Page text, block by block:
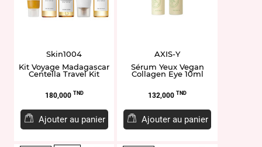
Skin1004
Kit Voyage Madagascar
Centella Travel Kit
Prix
180,000 TND
Ajouter au panier
AXIS-Y
Sérum Yeux Vegan
Collagen Eye 10ml
Prix
132,000 TND
Ajouter au panier